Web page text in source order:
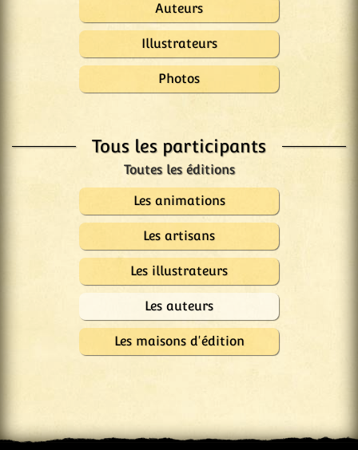
Auteurs
Illustrateurs
Photos
Tous les participants
Les animations
Les artisans
Les illustrateurs
Les auteurs
Les maisons d'édition